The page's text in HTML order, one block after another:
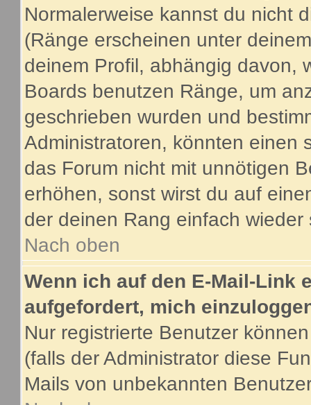
Normalerweise kannst du nicht
(Ränge erscheinen unter
deinem Profil, abhängig davon,
Boards benutzen Ränge, um
geschrieben wurden und
Administratoren, könnten einen
das Forum nicht mit unnötigen
erhöhen, sonst wirst du auf
der deinen Rang einfach wieder
Nach oben
Wenn ich auf den E-Mail-Link
aufgefordert, mich
Nur registrierte Benutzer
(falls der Administrator diese
Mails von unbekannten